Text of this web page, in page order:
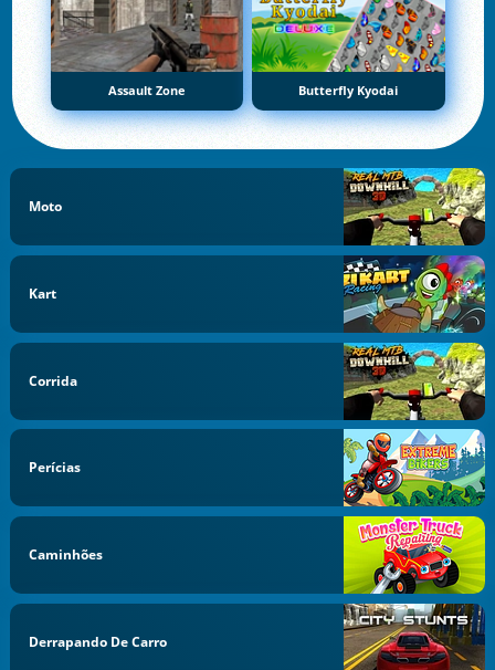
Assault Zone Butterfly Kyodai
Moto
Kart
Corrida
Perícias
Caminhões
Derrapando De Carro